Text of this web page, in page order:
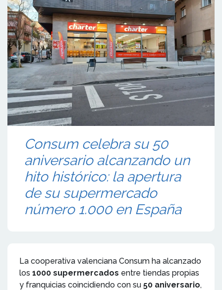
Consum celebra su 50
aniversario alcanzando un
hito histórico: la apertura
de su supermercado
número 1.000 en España
La cooperativa valenciana Consum ha alcanzado
los 1000 supermercados entre tiendas propias
y franquicias coincidiendo con su 50 aniversario,